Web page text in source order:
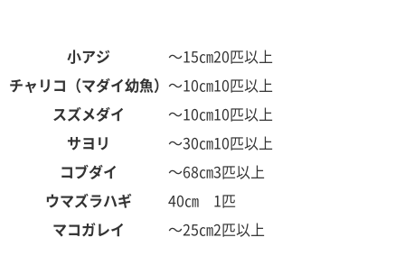
小アジ ～15㎝20匹以上
チャリコ（マダイ幼魚） ～10㎝10匹以上
スズメダイ
～10㎝10匹以上
サヨリ
～30㎝10匹以上
コブダイ
～68㎝3匹以上
ウマズラハギ
40㎝
1匹
マコガレイ
～25㎝2匹以上